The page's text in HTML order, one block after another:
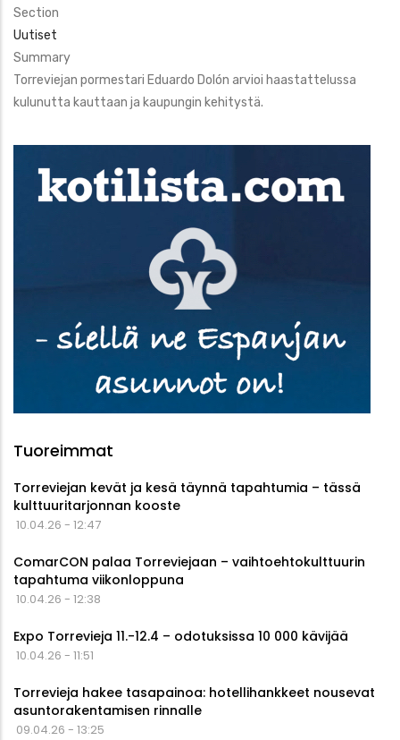
Section
Uutiset
Summary
Torreviejan pormestari Eduardo Dolón arvioi haastattelussa
kulunutta kauttaan ja kaupungin kehitystä.
Tuoreimmat
Torreviejan kevät ja kesä täynnä tapahtumia – tässä
kulttuuritarjonnan kooste
10.04.26 - 12:47
ComarCON palaa Torreviejaan – vaihtoehtokulttuurin
tapahtuma viikonloppuna
10.04.26 - 12:38
Expo Torrevieja 11.-12.4 – odotuksissa 10 000 kävijää
10.04.26 - 11:51
Torrevieja hakee tasapainoa: hotellihankkeet nousevat
asuntorakentamisen rinnalle
09.04.26 - 13:25